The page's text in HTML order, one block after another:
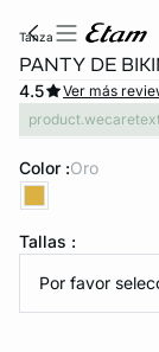
DE PANTIES
ahora
tanza
PANTY DE
4.5
Ver más
Color : oro
Tallas :
Por favor